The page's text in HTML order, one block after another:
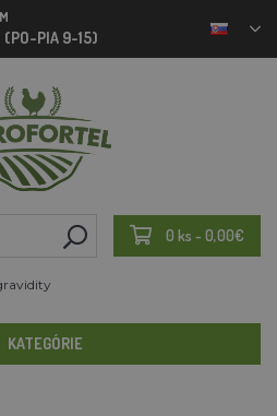
(PO-PIA 9-15)
0 ks - 0,00€
KATEGÓRIE